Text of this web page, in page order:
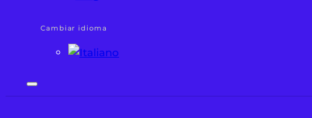
Cambiar idioma